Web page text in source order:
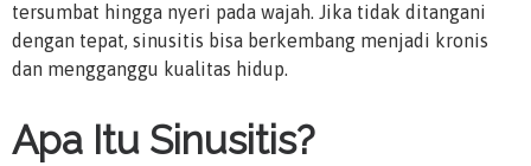
tersumbat hingga nyeri pada wajah. Jika tidak ditangani
dengan tepat, sinusitis bisa berkembang menjadi kronis
dan mengganggu kualitas hidup.
Apa Itu Sinusitis?